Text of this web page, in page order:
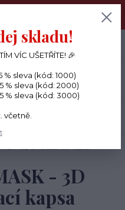
každý den, KREATIVNÍ
Menu
- 3D
kapsa
skladu!
VÍC UŠETŘÍTE! 🎉
% sleva (kód: 1000)
% sleva (kód: 2000)
% sleva (kód: 3000)
včetně.